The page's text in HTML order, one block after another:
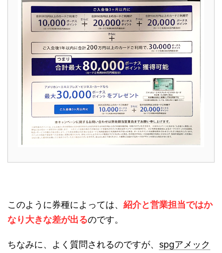
このように券種によっては、 紹介と営業担当ではか
なり大きな差が出るのです。
ちなみに、よく質問されるのですが、 spgアメック